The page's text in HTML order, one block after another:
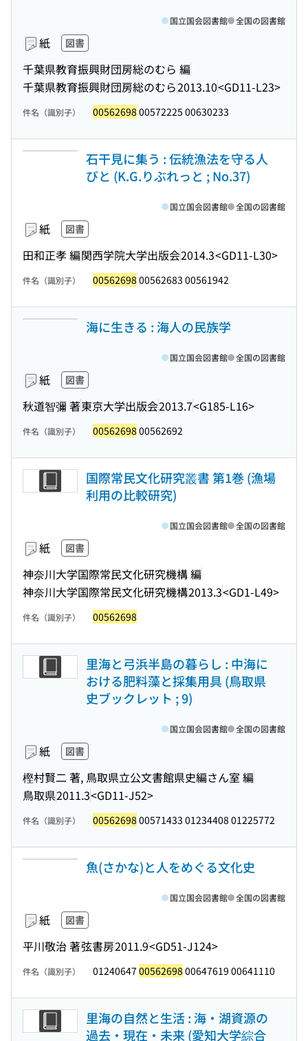
紙 図書
千葉県教育振興財団房総のむら 編
千葉県教育振興財団房総のむら2013.10<GD11-L23>
国立国会図書館 全国の図書館
件名（識別子） 00562698 00572225 00630233
石干見に集う : 伝統漁法を守る人
びと (K.G.りぶれっと ; No.37)
紙 図書
田和正孝 編関西学院大学出版会2014.3<GD11-L30>
国立国会図書館 全国の図書館
件名（識別子） 00562698 00562683 00561942
海に生きる : 海人の民族学
紙 図書
秋道智彌 著東京大学出版会2013.7<G185-L16>
国立国会図書館 全国の図書館
件名（識別子） 00562698 00562692
国際常民文化研究叢書 第1巻 (漁場
利用の比較研究)
紙 図書
神奈川大学国際常民文化研究機構 編
神奈川大学国際常民文化研究機構2013.3<GD1-L49>
国立国会図書館 全国の図書館
件名（識別子） 00562698
里海と弓浜半島の暮らし : 中海に
おける肥料藻と採集用具 (鳥取県
史ブックレット ; 9)
紙 図書
樫村賢二 著, 鳥取県立公文書館県史編さん室 編
鳥取県2011.3<GD11-J52>
国立国会図書館 全国の図書館
件名（識別子） 00562698 00571433 01234408 01225772
魚(さかな)と人をめぐる文化史
紙 図書
平川敬治 著弦書房2011.9<GD51-J124>
国立国会図書館 全国の図書館
件名（識別子） 01240647 00562698 00647619 00641110
里海の自然と生活 : 海・湖資源の
過去・現在・未来 (愛知大学綜合